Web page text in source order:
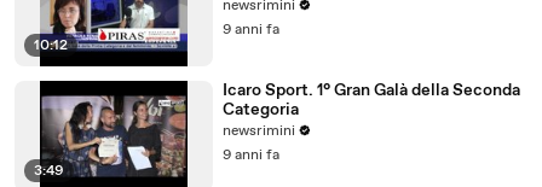
10:12
newsrimini
9 anni fa
3:49
Icaro Sport. 1° Gran Galà della Seconda
Categoria
newsrimini
9 anni fa